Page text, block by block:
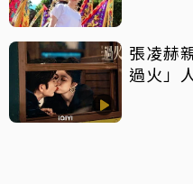
張凌赫
過火」